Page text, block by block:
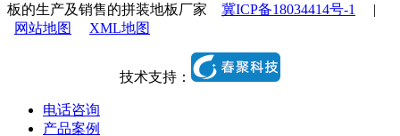
板的生产及销售的拼装地板厂家 冀ICP备18034414号-1
|
网站地图
XML地图
技术支持：
电话咨询
产品案例